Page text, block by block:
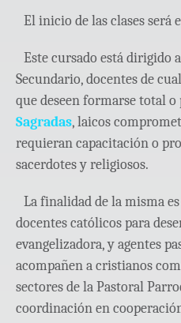
El inicio de las clases será
Este cursado está dirigido
Secundario, docentes de
que deseen formarse total
Sagradas, laicos
requieran capacitación o
sacerdotes y religiosos.
La finalidad de la misma
docentes católicos para
evangelizadora, y agentes
acompañen a cristianos
sectores de la Pastoral
coordinación en